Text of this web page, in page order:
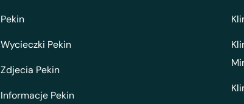
Pekin
Wycieczki Pekin
Zdjecia Pekin
Informacje Pekin